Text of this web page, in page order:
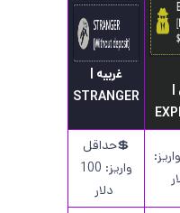
|
غریبه |
STRANGER
💲حداقل
واریز: 100
دلار